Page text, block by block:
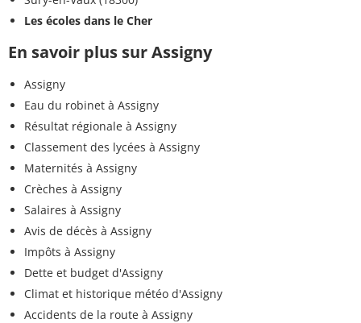
Les écoles dans le Cher
En savoir plus sur Assigny
Assigny
Eau du robinet à Assigny
Résultat régionale à Assigny
Classement des lycées à Assigny
Maternités à Assigny
Crèches à Assigny
Salaires à Assigny
Avis de décès à Assigny
Impôts à Assigny
Dette et budget d'Assigny
Climat et historique météo d'Assigny
Accidents de la route à Assigny